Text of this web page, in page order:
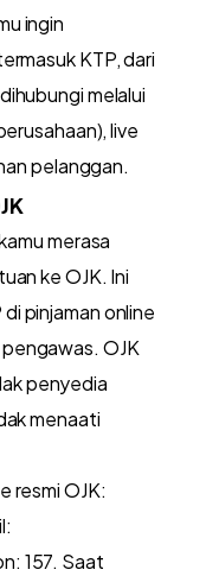
ingin
KTP, dari
melalui
live
pelanggan.
merasa
ke OJK. Ini
pinjaman online
OJK
penyedia
menaati
resmi OJK:
157. Saat